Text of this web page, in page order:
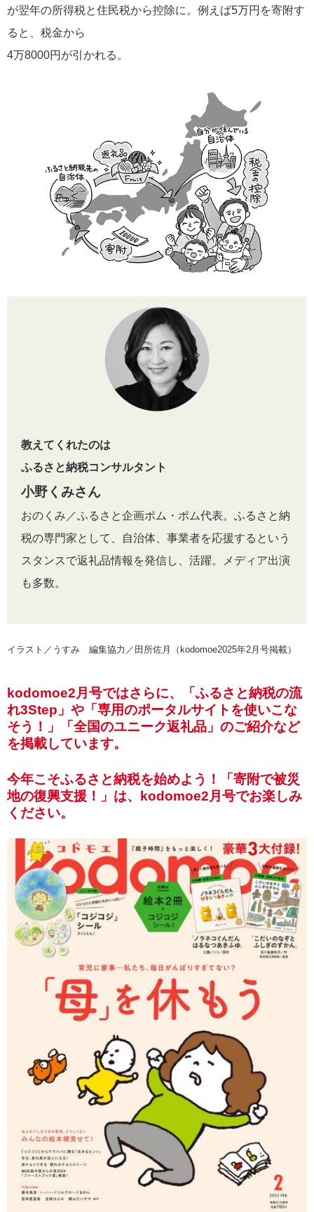
が翌年の所得税と住民税から控除に。例えば5万円を寄附す
ると、税金から
4万8000円が引かれる。
教えてくれたのは
ふるさと納税コンサルタント
小野くみさん
おのくみ／ふるさと企画ポム・ポム代表。ふるさと納
税の専門家として、自治体、事業者を応援するという
スタンスで返礼品情報を発信し、活躍。メディア出演
も多数。
イラスト／うすみ 編集協力／田所佐月（kodomoe2025年2月号掲載）
kodomoe2月号ではさらに、「ふるさと納税の流
れ3Step」や「専用のポータルサイトを使いこな
そう！」「全国のユニーク返礼品」のご紹介など
を掲載しています。
今年こそふるさと納税を始めよう！「寄附で被災
地の復興支援！」は、kodomoe2月号でお楽しみ
ください。